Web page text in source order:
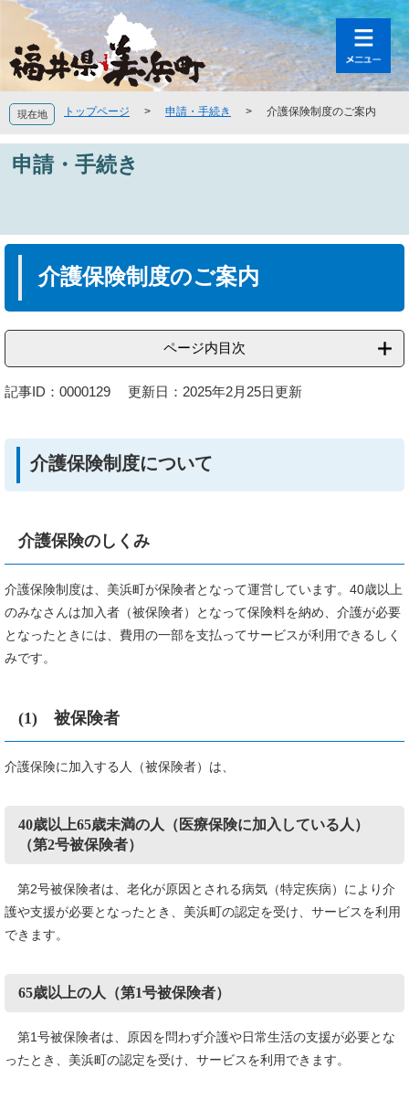
の
頭
で
す
ー
飛
ば
し
現在地 トップページ > 申請・手続き > 介護保険制度のご案内
申請・手続き
介護保険制度のご案内
ページ内目次
記事ID：0000129 更新日：2025年2月25日更新
介護保険制度について
介護保険のしくみ
介護保険制度は、美浜町が保険者となって運営しています。40歳以上
のみなさんは加入者（被保険者）となって保険料を納め、介護が必要
となったときには、費用の一部を支払ってサービスが利用できるしく
みです。
(1) 被保険者
介護保険に加入する人（被保険者）は、
40歳以上65歳未満の人（医療保険に加入している人）
（第2号被保険者）
第2号被保険者は、老化が原因とされる病気（特定疾病）により介
護や支援が必要となったとき、美浜町の認定を受け、サービスを利用
できます。
65歳以上の人（第1号被保険者）
第1号被保険者は、原因を問わず介護や日常生活の支援が必要とな
ったとき、美浜町の認定を受け、サービスを利用できます。